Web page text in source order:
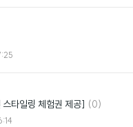
타일링 체험권 제공] 댓
(0)